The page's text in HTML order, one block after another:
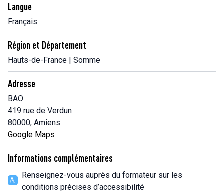
Langue
Français
Région et Département
Hauts-de-France | Somme
Adresse
BAO
419 rue de Verdun
80000, Amiens
Google Maps
Informations complémentaires
Renseignez-vous auprès du formateur sur les
conditions précises d’accessibilité